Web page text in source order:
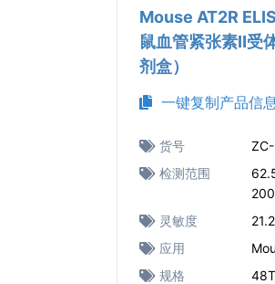
Mouse AT2R
鼠血管紧张素Ⅱ受
剂盒）
一键复制产品信
货号
检测范围
灵敏度
应用
规格